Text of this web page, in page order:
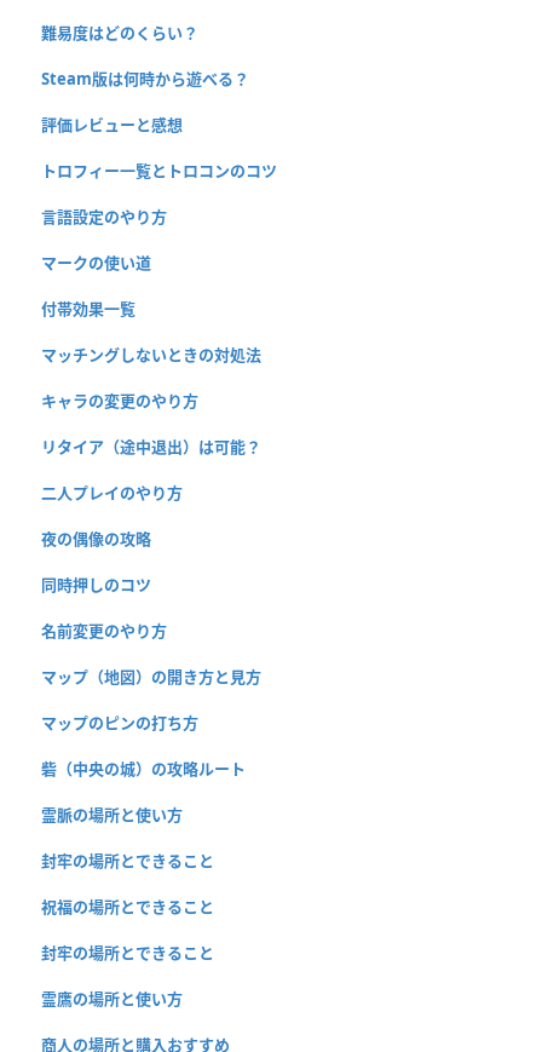
難易度はどのくらい？
Steam版は何時から遊べる？
評価レビューと感想
トロフィー一覧とトロコンのコツ
言語設定のやり方
マークの使い道
付帯効果一覧
マッチングしないときの対処法
キャラの変更のやり方
リタイア（途中退出）は可能？
二人プレイのやり方
夜の偶像の攻略
同時押しのコツ
名前変更のやり方
マップ（地図）の開き方と見方
マップのピンの打ち方
砦（中央の城）の攻略ルート
霊脈の場所と使い方
封牢の場所とできること
祝福の場所とできること
封牢の場所とできること
霊鷹の場所と使い方
商人の場所と購入おすすめ